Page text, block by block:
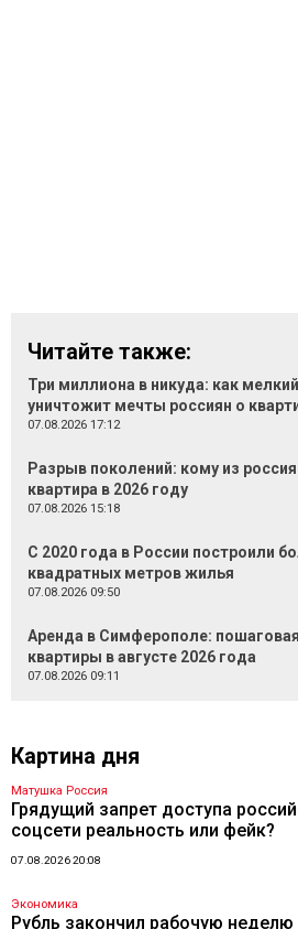
Читайте также:
Три миллиона в никуда: как
уничтожит мечты россиян о
07.08.2026 17:12
Разрыв поколений: кому из
квартира в 2026 году
07.08.2026 15:18
С 2020 года в России построили
квадратных метров жилья
07.08.2026 09:50
Аренда в Симферополе: пошаговая
квартиры в августе 2026 года
07.08.2026 09:11
Картина дня
Матушка Россия
Грядущий запрет доступа
соцсети реальность или фейк?
07.08.2026 20:08
Экономика
Рубль закончил рабочую